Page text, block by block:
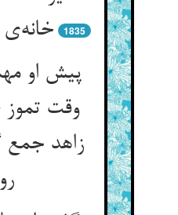
خانه‌ی
1835
پیش او
وقت
زاهد